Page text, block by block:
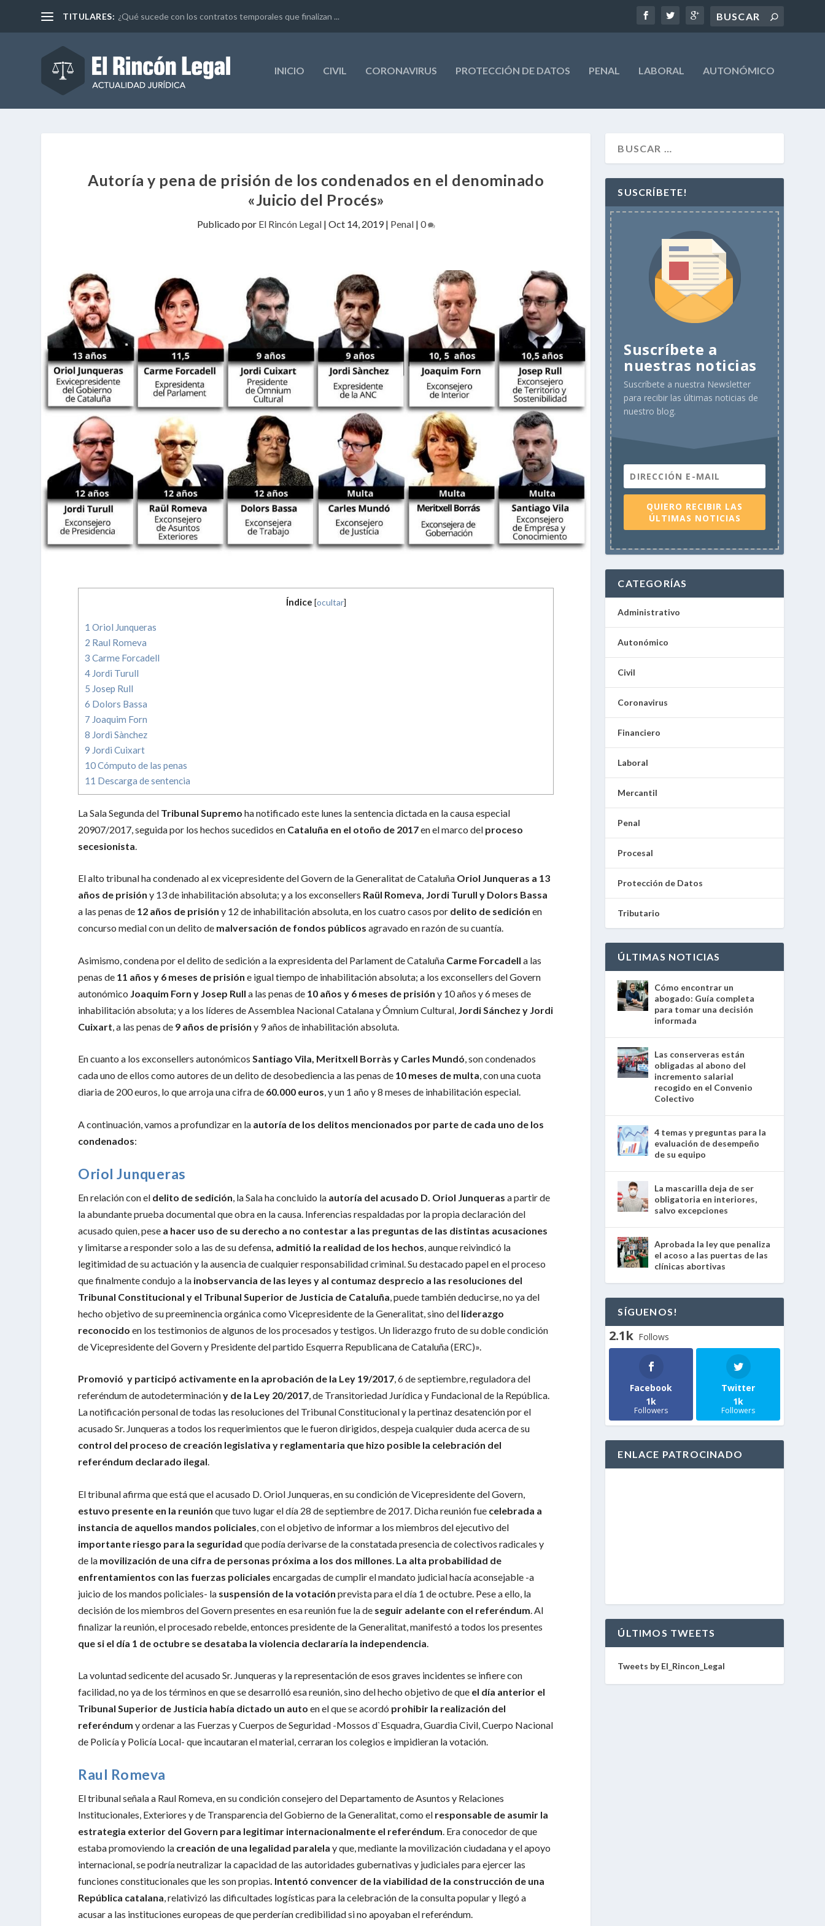
TITULARES: ¿Qué sucede con los contratos temporales que finalizan ...
INICIO CIVIL CORONAVIRUS PROTECCIÓN DE DATOS PENAL LABORAL AUTONÓMICO
Autoría y pena de prisión de los condenados en el denominado
«Juicio del Procés»
Publicado por El Rincón Legal| Oct 14, 2019| Penal| 0
Índice [ocultar]
1 Oriol Junqueras
2 Raul Romeva
3 Carme Forcadell
4 Jordi Turull
5 Josep Rull
6 Dolors Bassa
7 Joaquim Forn
8 Jordi Sànchez
9 Jordi Cuixart
10Cómputo de las penas
11 Descarga de sentencia
La Sala Segunda del Tribunal Supremoha notificado este lunes la sentencia dictada en la causa especial
20907/2017, seguida por los hechos sucedidos en Cataluña en el otoño de 2017en el marco del proceso
secesionista
El alto tribunal ha condenado al ex vicepresidente del Govern de la Generalitat de Cataluña Oriol Junqueras a 13
años de prisióny 13 de inhabilitación absoluta; y a los exconsellers Raül Romeva, Jordi Turull y Dolors Bassa
a las penas de 12 años de prisión y 12 de inhabilitación absoluta, en los cuatro casos por delito de sediciónen
concurso medial con un delito de malversación de fondos públicos agravado en razón de su cuantía.
Asimismo, condena por el delito de sedición a la expresidenta del Parlament de Cataluña Carme Forcadella las
penas de 11 años y 6 meses de prisión e igual tiempo de inhabilitación absoluta; a los exconsellers del Govern
autonómico Joaquim Forn y Josep Rulla las penas de 10 años y 6 meses de prisióny 10 años y 6 meses de
inhabilitación absoluta; y a los líderes de Assemblea Nacional Catalana y Ómnium Cultural, Jordi Sánchez y Jordi
Cuixart , a las penas de 9 años de prisióny 9 años de inhabilitación absoluta.
En cuanto a los exconsellers autonómicosSantiago Vila, Meritxell Borràs y Carles Mundó, son condenados
cada uno de ellos como autores de un delito de desobediencia a las penas de 10 meses de multa, con una cuota
diaria de 200 euros, lo que arroja una cifra de 60.000 euros, y un 1 año y 8 meses de inhabilitación especial.
A continuación, vamos a profundizar en la autoría de los delitos mencionados por parte de cada uno de los
condenados:
Oriol Junqueras
En relación con el delito de sedición , la Sala ha concluido la autoría del acusado D. Oriol Junqueras a partir de
la abundante prueba documental que obra en la causa. Inferencias respaldadas por la propia declaración del
acusado quien, pese a hacer uso de su derecho a no contestar a las preguntas de las distintas acusaciones
y limitarse a responder solo a las de su defensa , admitió la realidad de los hechos , aunque reivindicó la
legitimidad de su actuación y la ausencia de cualquier responsabilidad criminal. Su destacado papel en el proceso
que finalmente condujo a la inobservancia de las leyes y al contumaz desprecio a las resoluciones del
Tribunal Constitucional y el Tribunal Superior de Justicia de Cataluña , puede también deducirse, no ya del
hecho objetivo de su preeminencia orgánica como Vicepresidente de la Generalitat, sino del liderazgo
reconocido en los testimonios de algunos de los procesados y testigos. Un liderazgo fruto de su doble condición
de Vicepresidente del Govern y Presidente del partido Esquerra Republicana de Cataluña (ERC)».
Promovió y participó activamente en la aprobación de la Ley 19/2017, 6 de septiembre, reguladora del
referéndum de autodeterminacióny de la Ley 20/2017, de Transitoriedad Jurídica y Fundacional de la República.
La notificación personal de todas las resoluciones del Tribunal Constitucional y la pertinaz desatención por el
acusado Sr. Junqueras a todos los requerimientos que le fueron dirigidos, despeja cualquier duda acerca de su
control del proceso de creación legislativa y reglamentaria que hizo posible la celebración del
referéndum declarado ilegal.
El tribunal afirma que está que el acusado D. Oriol Junqueras, en su condición de Vicepresidente del Govern,
estuvo presente en la reunión que tuvo lugar el día 28 de septiembre de 2017. Dicha reunión fue celebrada a
instancia de aquellos mandos policiales , con el objetivo de informar a los miembros del ejecutivo del
importante riesgo para la seguridad que podía derivarse de la constatada presencia de colectivos radicales y
de la movilización de una cifra de personas próxima a los dos millones La alta probabilidad de
enfrentamientos con las fuerzas policiales encargadas de cumplir el mandato judicial hacía aconsejable -a
juicio de los mandos policiales- la suspensión de la votación prevista para el día 1 de octubre. Pese a ello, la
decisión de los miembros del Govern presentes en esa reunión fue la de seguir adelante con el referéndum . Al
finalizar la reunión, el procesado rebelde, entonces presidente de la Generalitat, manifestó a todos los presentes
que si el día 1 de octubre se desataba la violencia declararía la independencia
La voluntad sedicente del acusado Sr. Junqueras y la representación de esos graves incidentes se infiere con
facilidad, no ya de los términos en que se desarrolló esa reunión, sino del hecho objetivo de que el día anterior el
Tribunal Superior de Justicia había dictado un auto en el que se acordó prohibir la realización del
referéndum y ordenar a las Fuerzas y Cuerpos de Seguridad -Mossos d`Esquadra, Guardia Civil, Cuerpo Nacional
de Policía y Policía Local- que incautaran el material, cerraran los colegios e impidieran la votación.
Raul Romeva
El tribunal señala a Raul Romeva, en su condición consejero del Departamento de Asuntos y Relaciones
Institucionales, Exteriores y de Transparencia del Gobierno de la Generalitat, como el responsable de asumir la
estrategia exterior del Govern para legitimar internacionalmente el referéndum. Era conocedor de que
estaba promoviendo la creación de una legalidad paralelay que, mediante la movilización ciudadana y el apoyo
internacional, se podría neutralizar la capacidad de las autoridades gubernativas y judiciales para ejercer las
funciones constitucionales que les son propias. Intentó convencer de la viabilidad de la construcción de una
República catalana, relativizó las dificultades logísticas para la celebración de la consulta popular y llegó a
acusar a las instituciones europeas de que perderían credibilidad si no apoyaban el referéndum.
SUSCRÍBETE!
Suscríbete a
nuestras noticias
Suscríbete a nuestra Newsletter
para recibir las últimas noticias de
nuestro blog.
QUIERO RECIBIR LAS
ÚLTIMAS NOTICIAS
CATEGORÍAS
Administrativo
Autonómico
Civil
Coronavirus
Financiero
Laboral
Mercantil
Penal
Procesal
Protección de Datos
Tributario
ÚLTIMAS NOTICIAS
Cómo encontrar un
abogado: Guía completa
para tomar una decisión
informada
Las conserveras están
obligadas al abono del
incremento salarial
recogido en el Convenio
Colectivo
4 temas y preguntas para la
evaluación de desempeño
de su equipo
La mascarilla deja de ser
obligatoria en interiores,
salvo excepciones
Aprobada la ley que penaliza
el acoso a las puertas de las
clínicas abortivas
SÍGUENOS!
2.1k Follows
Facebook
1k
Followers
Twitter
1k
Followers
ENLACE PATROCINADO
ÚLTIMOS TWEETS
Tweets by El_Rincon_Legal